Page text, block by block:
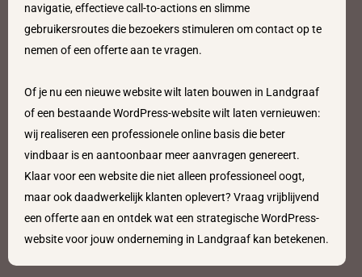
navigatie, effectieve call-to-actions en slimme
gebruikersroutes die bezoekers stimuleren om contact op te
nemen of een offerte aan te vragen.
Of je nu een nieuwe website wilt laten bouwen in Landgraaf
of een bestaande WordPress-website wilt laten vernieuwen:
wij realiseren een professionele online basis die beter
vindbaar is en aantoonbaar meer aanvragen genereert.
Klaar voor een website die niet alleen professioneel oogt,
maar ook daadwerkelijk klanten oplevert? Vraag vrijblijvend
een offerte aan en ontdek wat een strategische WordPress-
website voor jouw onderneming in Landgraaf kan betekenen.